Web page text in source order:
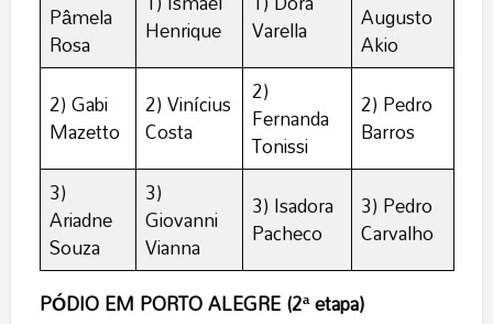
Pâmela
Rosa Henrique Varella Augusto
Akio
2) Gabi
Mazetto
2) Vinícius
Costa
2)
Fernanda
Tonissi
2) Pedro
Barros
3)
Ariadne
Souza
3)
Giovanni
Vianna
3) Isadora
Pacheco
3) Pedro
Carvalho
PÓDIO EM PORTO ALEGRE (2ª etapa)